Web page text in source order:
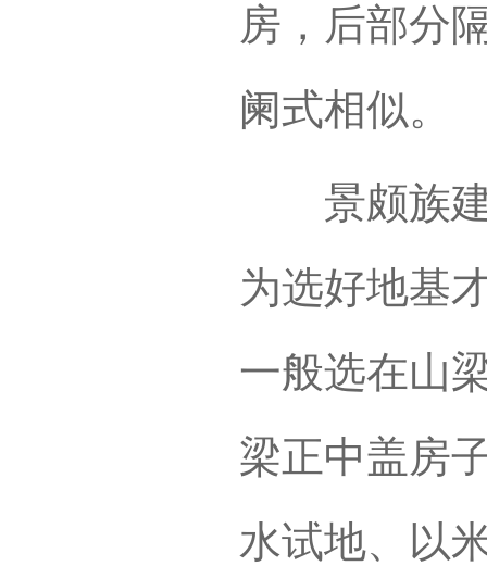
房，后部分
阑式相似。
景颇族建
为选好地基
一般选在山
梁正中盖房
水试地、以